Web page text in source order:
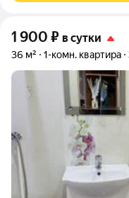
1 900 ₽ в сутки
36 м² 1-комн. квартира